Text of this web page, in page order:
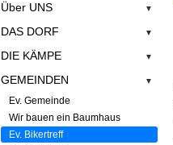
Über UNS
▼
DAS DORF ▼
DIE KÄMPE ▼
GEMEINDEN ▼
Ev. Gemeinde
Wir bauen ein Baumhaus
Ev. Bikertreff